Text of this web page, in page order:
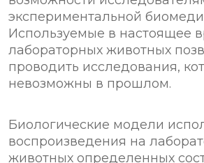
экспериментальной
Используемые в настоящее
лабораторных животных
проводить исследования,
невозможны в прошлом.
Биологические модели
воспроизведения на
животных определенных